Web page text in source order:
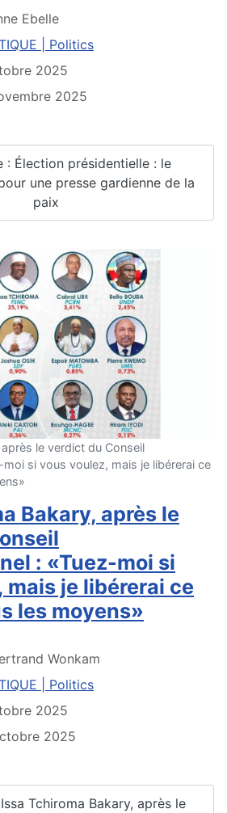
Ebelle
| Politics
2025
2025
: Élection présidentielle : le
une presse gardienne de la
paix
le verdict du Conseil
si vous voulez, mais je libérerai ce
Bakary, après le
: «Tuez-moi si
mais je libérerai ce
les moyens»
Wonkam
| Politics
2025
2025
Tchiroma Bakary, après le